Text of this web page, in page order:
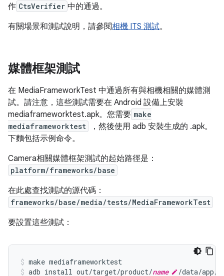
作 CtsVerifier 中的通過。
有關場景和測試說明，請參閱相機 ITS 測試。
媒體框架測試
在 MediaFrameworkTest 中通過所有與相機相關的媒體測
試。請注意，這些測試需要在 Android 設備上安裝
mediaframeworktest.apk。您需要 make
mediaframeworktest
，然後使用 adb 安裝生成的 .apk。
下麵包括示例命令。
Camera相關媒體框架測試的起始路徑是：
platform/frameworks/base
在此處查找測試的源代碼：
frameworks/base/media/tests/MediaFrameworkTest
要設置這些測試：
make mediaframeworktest
adb install out/target/product/name /data/app/